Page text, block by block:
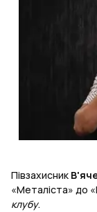
Півзахисник
«Металіста» до
клубу.